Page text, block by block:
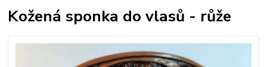
Kožená sponka do vlasů - růže